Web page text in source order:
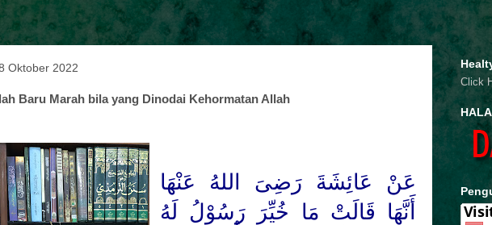
Oktober 2022
Baru Marah bila yang Dinodai Kehormatan Allah
عَنْ عَائِشَةَ رَضِىَ اللهُ عَنْهَا
أَنَّهَا قَالَتْ مَا خُيِّرَ رَسُوْلُ لَهُ
Click